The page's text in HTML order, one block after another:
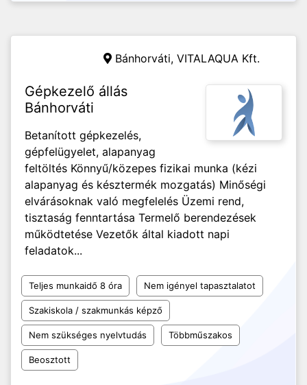
Bánhorváti, VITALAQUA Kft.
Gépkezelő állás
Bánhorváti
Betanított gépkezelés,
gépfelügyelet, alapanyag
feltöltés Könnyű/közepes fizikai munka (kézi
alapanyag és késztermék mozgatás) Minőségi
elvárásoknak való megfelelés Üzemi rend,
tisztaság fenntartása Termelő berendezések
működtetése Vezetők által kiadott napi
feladatok...
Teljes munkaidő 8 óra Nem igényel tapasztalatot
Szakiskola / szakmunkás képző
Nem szükséges nyelvtudás Többműszakos
Beosztott